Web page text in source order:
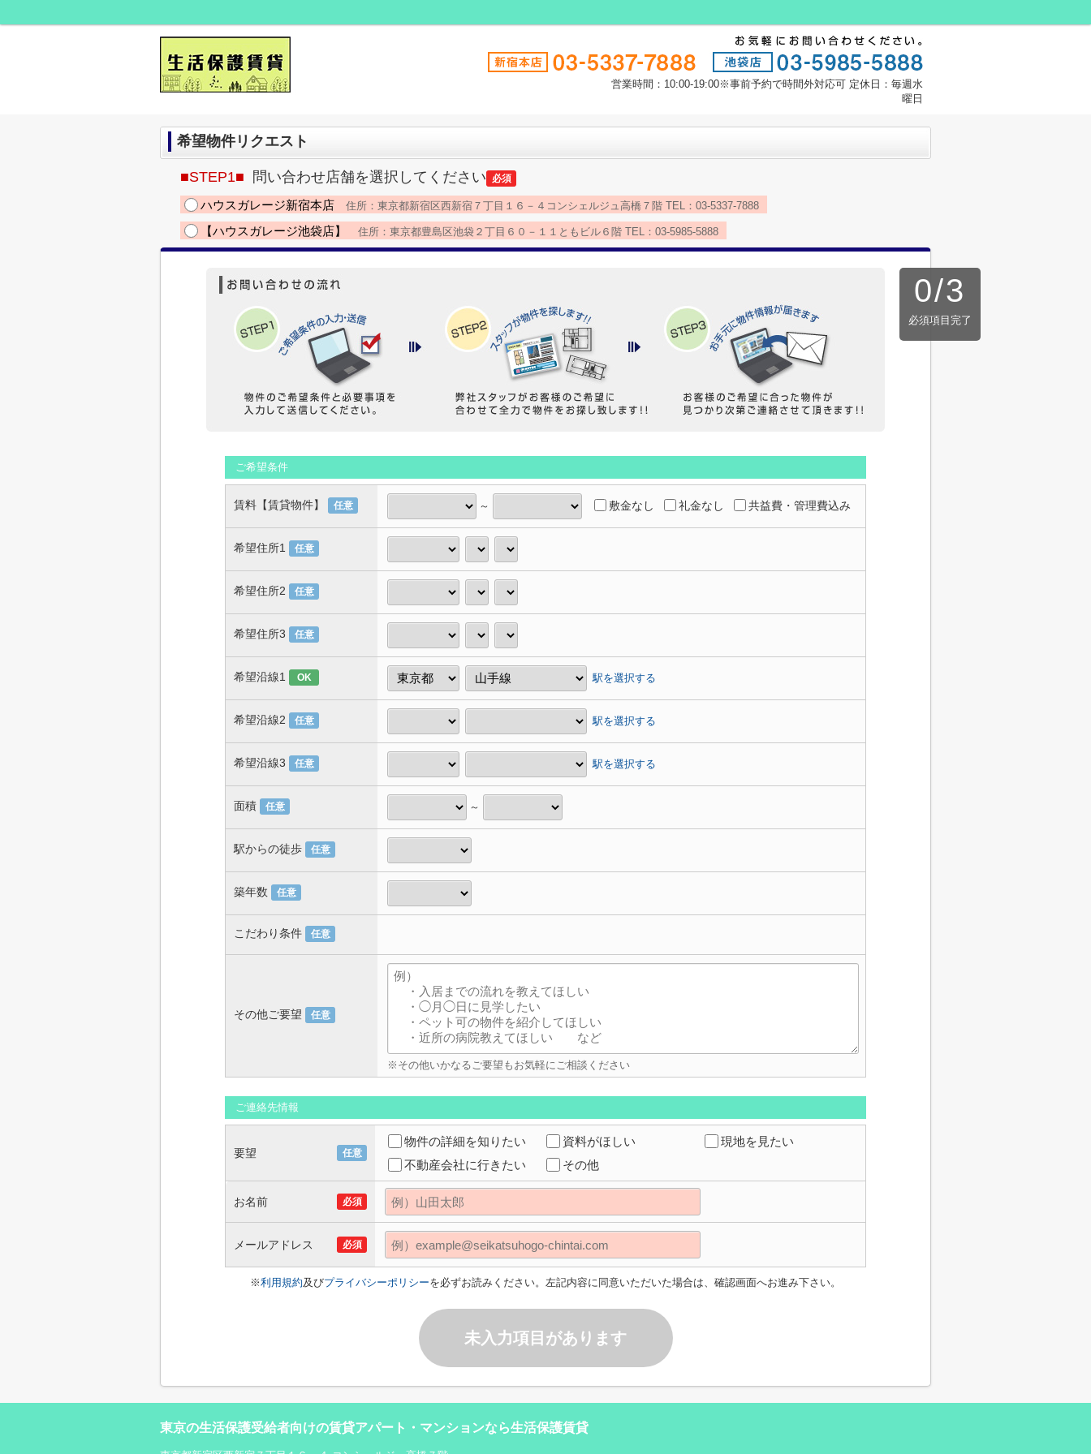
営業時間：10:00-19:00※事前予約で時間外対応可 定休日：毎週水
曜日
希望物件リクエスト
■STEP1■ 問い合わせ店舗を選択してください 必須
ハウスガレージ新宿本店 住所：東京都新宿区西新宿７丁目１６－４コンシェルジュ高橋７階 TEL：03-5337-7888
【ハウスガレージ池袋店】 住所：東京都豊島区池袋２丁目６０－１１ともビル６階 TEL：03-5985-5888
0/3
必須項目完了
ご希望条件
賃料【賃貸物件】 任意 ～ 敷金なし 礼金なし 共益費・管理費込み
希望住所1 任意
希望住所2 任意
希望住所3 任意
希望沿線1 OK 駅を選択する
希望沿線2 任意 駅を選択する
希望沿線3 任意 駅を選択する
面積 任意 ～
駅からの徒歩 任意
築年数 任意
こだわり条件 任意
その他ご要望 任意
※その他いかなるご要望もお気軽にご相談ください
ご連絡先情報
要望 任意
物件の詳細を知りたい 資料がほしい
現地を見たい
不動産会社に行きたい
その他
お名前 必須
メールアドレス 必須
※利用規約及びプライバシーポリシーを必ずお読みください。左記内容に同意いただいた場合は、確認画面へお進み下さい。
未入力項目があります
東京の生活保護受給者向けの賃貸アパート・マンションなら生活保護賃貸